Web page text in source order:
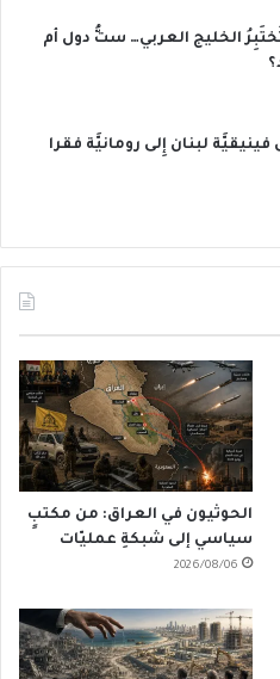
الخليج العربي… ستُّ دول أم
لبنان إِلى رومانيَّة فقرا
الحوثيون في العراق: من مكتبٍ
سياسي إلى شبكةِ عمليّات
2026/08/06